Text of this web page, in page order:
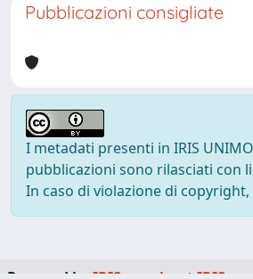
Pubblicazioni consigliate
I metadati presenti in IRIS
pubblicazioni sono rilasciati con
In caso di violazione di